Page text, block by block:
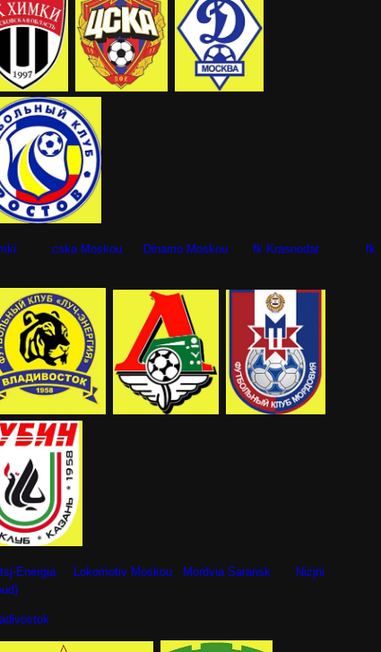
cska Moskou Dinamo Moskou fk Krasnodar fk
Energia Lokomotiv Moskou Mordvia Saransk Nizjni